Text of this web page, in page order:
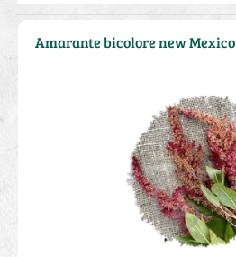
Amarante bicolore new Mexico